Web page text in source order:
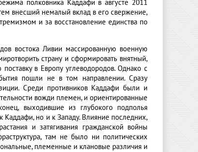
полковника Каддафи в августе 2011
внесший немалый вклад в его свержение,
и за восстановление единства по
востока Ливии массированную военную
страну и сформировать внятный,
в Европу углеводородов. Однако с
пошли не в том направлении. Сразу
Среди противников Каддафи были и
вожди племен, и ориентированные
выходившие из глубокого подполья
но и к Западу. Влияние последних,
и затягивания гражданской войны
там не было ни политических
племенные и клановые различия и